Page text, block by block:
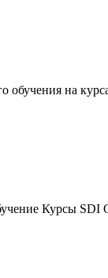
обучения на
Курсы SDI